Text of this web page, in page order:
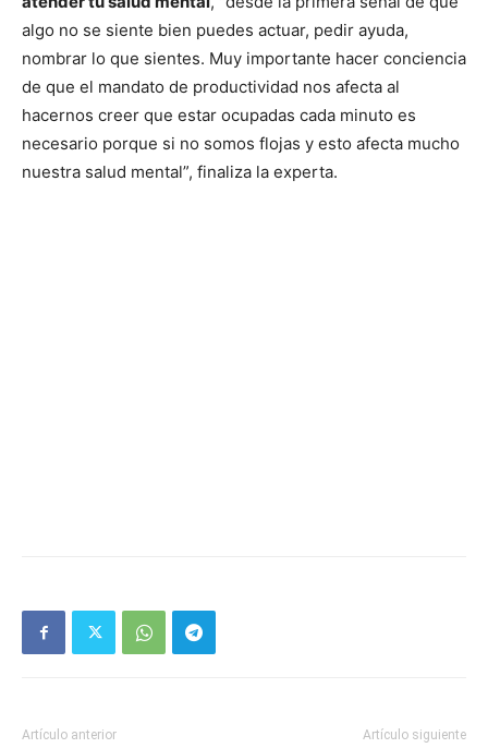
algo no se siente bien puedes actuar, pedir ayuda,
nombrar lo que sientes. Muy importante hacer conciencia
de que el mandato de productividad nos afecta al
hacernos creer que estar ocupadas cada minuto es
necesario porque si no somos flojas y esto afecta mucho
nuestra salud mental”, finaliza la experta.
Artículo anterior Artículo siguiente